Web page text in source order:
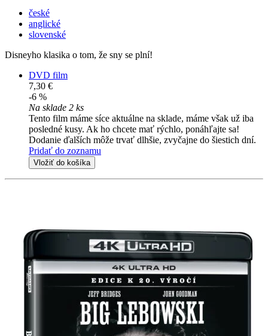
české
anglické
slovenské
Disneyho klasika o tom, že sny se plní!
DVD film
7,30 €
-6 %
Na sklade 2 ks
Tento film máme síce aktuálne na sklade, máme však už iba
posledné kusy. Ak ho chcete mať rýchlo, ponáhľajte sa!
Dodanie ďalších môže trvať dlhšie, zvyčajne do šiestich dní.
Pridať do zoznamu
Vložiť do košíka